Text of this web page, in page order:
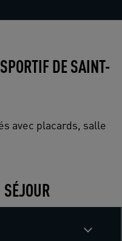
DE SAINT-
avec placards, salle